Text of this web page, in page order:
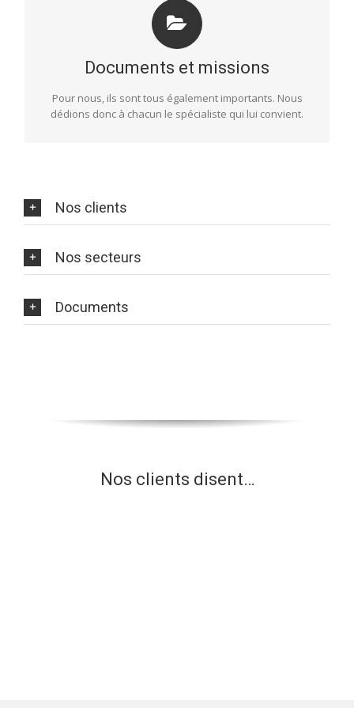
Documents et missions
Pour nous, ils sont tous également importants. Nous
dédions donc à chacun le spécialiste qui lui convient.
ÉCRITS OFFICIELS, TEXTES PUBLICITAIRES,
CATALOGUES, FORMAT NUMÉRIQUE OU PHYSIQUE
...
Souhaitez-vous que nous rédigions ou traduisions votre
site Web ? Votre manuel de stage ? Le mode d’emploi
d’un produit ? Peut-être avez-vous besoin d’adapter à
une autre culture vos ‘tuto vidéo’, les brochures de votre
Nos clients
Nos secteurs
Documents
Nos clients disent…